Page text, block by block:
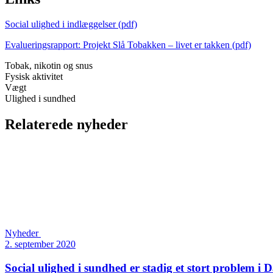
Social ulighed i indlæggelser (pdf)
Evalueringsrapport: Projekt Slå Tobakken – livet er takken (pdf)
Tobak, nikotin og snus
Fysisk aktivitet
Vægt
Ulighed i sundhed
Relaterede nyheder
Nyheder
2. september 2020
Social ulighed i sundhed er stadig et stort problem i